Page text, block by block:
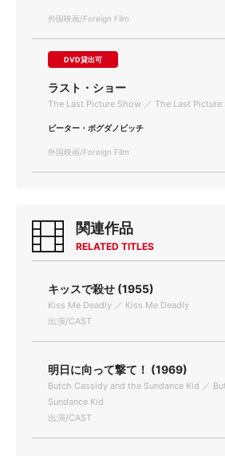
外国映画/Foreign Film
DVD貸出可
ラスト・ショー
The Last Picture Show ／ The Last Picture
ピーター・ボグダノビッチ
外国映画/Foreign Film
関連作品
RELATED TITLES
キッスで殺せ (1955)
Kiss Me Deadly ／ Kiss Me Deadly
出演/CAST
明日に向って撃て！ (1969)
Butch Cassidy and the Sundance Kid ／
Sundance Kid
出演/CAST